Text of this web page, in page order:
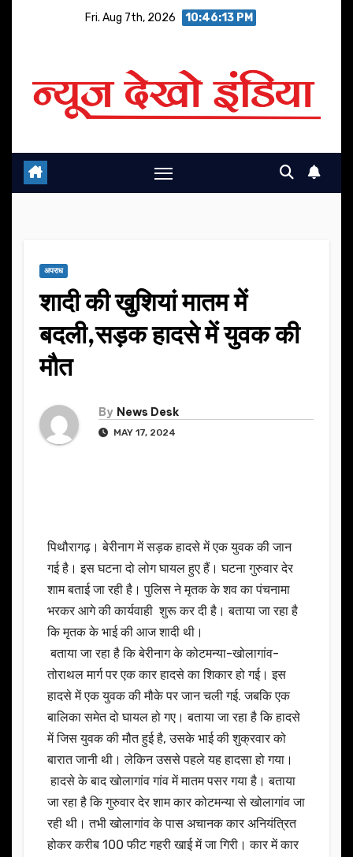
Fri. Aug 7th, 2026 10:46:13 PM
अपराध
शादी की खुशियां मातम में
बदली,सड़क हादसे में युवक की
मौत
By News Desk
MAY 17, 2024
पिथौरागढ़। बेरीनाग में सड़क हादसे में एक युवक की जान
गई है। इस घटना दो लोग घायल हुए हैं। घटना गुरुवार देर
शाम बताई जा रही है। पुलिस ने मृतक के शव का पंचनामा
भरकर आगे की कार्यवाही शुरू कर दी है। बताया जा रहा है
कि मृतक के भाई की आज शादी थी।
बताया जा रहा है कि बेरीनाग के कोटमन्या-खोलागांव-
तोराथल मार्ग पर एक कार हादसे का शिकार हो गई। इस
हादसे में एक युवक की मौके पर जान चली गई. जबकि एक
बालिका समेत दो घायल हो गए। बताया जा रहा है कि हादसे
में जिस युवक की मौत हुई है, उसके भाई की शुक्रवार को
बारात जानी थी। लेकिन उससे पहले यह हादसा हो गया।
हादसे के बाद खोलागांव गांव में मातम पसर गया है। बताया
जा रहा है कि गुरुवार देर शाम कार कोटमन्या से खोलागांव जा
रही थी। तभी खोलागांव के पास अचानक कार अनियंत्रित
होकर करीब 100 फीट गहरी खाई में जा गिरी। कार में कार